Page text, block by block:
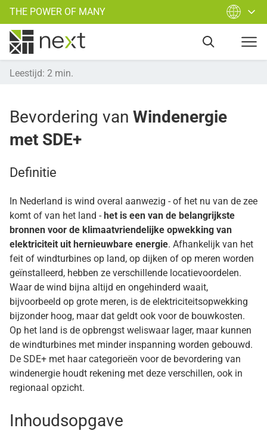
THE POWER OF MANY
Leestijd: 2 min.
Bevordering van Windenergie
met SDE+
Definitie
In Nederland is wind overal aanwezig - of het nu van de zee
komt of van het land - het is een van de belangrijkste
bronnen voor de klimaatvriendelijke opwekking van
elektriciteit uit hernieuwbare energie. Afhankelijk van het
feit of windturbines op land, op dijken of op meren worden
geïnstalleerd, hebben ze verschillende locatievoordelen.
Waar de wind bijna altijd en ongehinderd waait,
bijvoorbeeld op grote meren, is de elektriciteitsopwekking
bijzonder hoog, maar dat geldt ook voor de bouwkosten.
Op het land is de opbrengst weliswaar lager, maar kunnen
de windturbines met minder inspanning worden gebouwd.
De SDE+ met haar categorieën voor de bevordering van
windenergie houdt rekening met deze verschillen, ook in
regionaal opzicht.
Inhoudsopgave